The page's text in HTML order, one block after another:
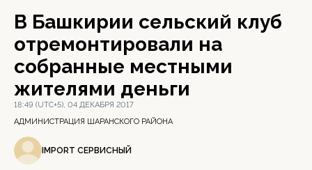
В Башкирии сельский клуб
отремонтировали на
собранные местными
жителями деньги
18:49 (UTC+5), 04 ДЕКАБРЯ 2017
АДМИНИСТРАЦИЯ ШАРАНСКОГО РАЙОНА
IMPORT СЕРВИСНЫЙ